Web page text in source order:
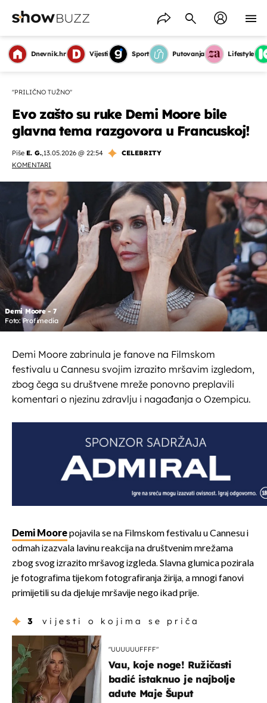
Dnevnik.hr Vijesti Sport Putovanja Lifestyle
"PRILIČNO TUŽNO"
Evo zašto su ruke Demi Moore bile
glavna tema razgovora u Francuskoj!
Piše E. G.,13.05.2026 @ 22:54
CELEBRITY
KOMENTARI
Demi Moore - 7
Foto: Profimedia
Demi Moore zabrinula je fanove na Filmskom
festivalu u Cannesu svojim izrazito mršavim izgledom,
zbog čega su društvene mreže ponovno preplavili
komentari o njezinu zdravlju i nagađanja o Ozempicu.
Demi Moorepojavila se na Filmskom festivalu u Cannesu i
odmah izazvala lavinu reakcija na društvenim mrežama
zbog svog izrazito mršavog izgleda. Slavna glumica pozirala
je fotografima tijekom fotografiranja žirija, a mnogi fanovi
primijetili su da djeluje mršavije nego ikad prije.
3 vijesti o kojima se priča
"UUUUUUFFFF"
Vau, koje noge! Ružičasti
badić istaknuo je najbolje
adute Maje Šuput
OMOGUĆI OBAVIJESTI